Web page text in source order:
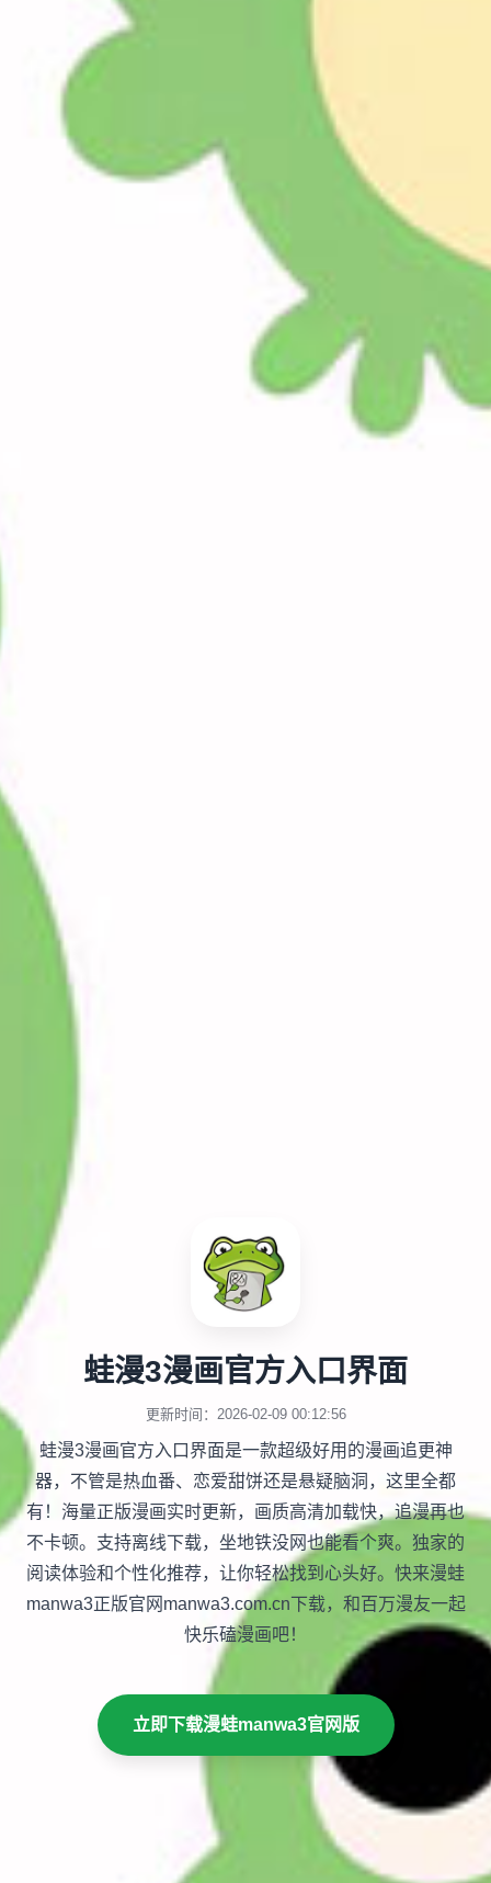
蛙漫3漫画官方入口界面
更新时间：2026-02-09 00:12:56
蛙漫3漫画官方入口界面是一款超级好用的漫画追更神
器，不管是热血番、恋爱甜饼还是悬疑脑洞，这里全都
有！海量正版漫画实时更新，画质高清加载快，追漫再也
不卡顿。支持离线下载，坐地铁没网也能看个爽。独家的
阅读体验和个性化推荐，让你轻松找到心头好。快来漫蛙
manwa3正版官网manwa3.com.cn下载，和百万漫友一起
快乐磕漫画吧！
立即下载漫蛙manwa3官网版